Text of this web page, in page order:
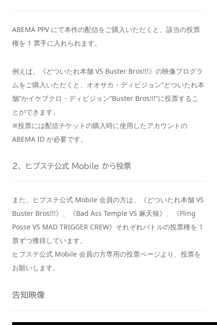
ABEMA PPV にて本作の配信をご購入いただくと、該当の投票
権を 1 票手に入れられます。
例えば、《どついたれ本舗 VS Buster Bros!!!》の映像プログラ
ムをご購入いただくと、オオサカ・ディビジョン“どついたれ本
舗”かイケブクロ・ディビジョン“Buster Bros!!!”に投票するこ
とができます。
※投票には配信チケットの購入時に使用したアカウントの
ABEMA ID が必要です。
2、ヒプステ公式 Mobile から投票
また、ヒプステ公式 Mobile 会員の方は、《どついたれ本舗 VS
Buster Bros!!!》、《Bad Ass Temple VS 麻天狼》、《Fling
Posse VS MAD TRIGGER CREW》それぞれバトルの投票権を 1
票ずつ獲得しています。
ヒプステ公式 Mobile 会員の方専用の投票ページより、投票を
お願いします。
告知映像